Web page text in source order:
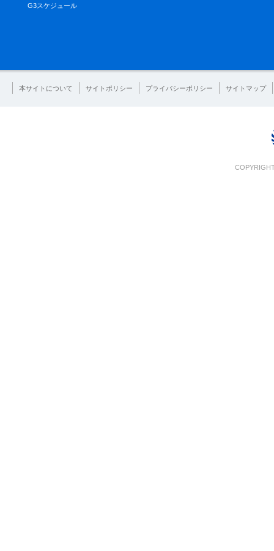
G3スケジュール
本サイトについて サイトポリシー プライバシーポリシー サイトマップ